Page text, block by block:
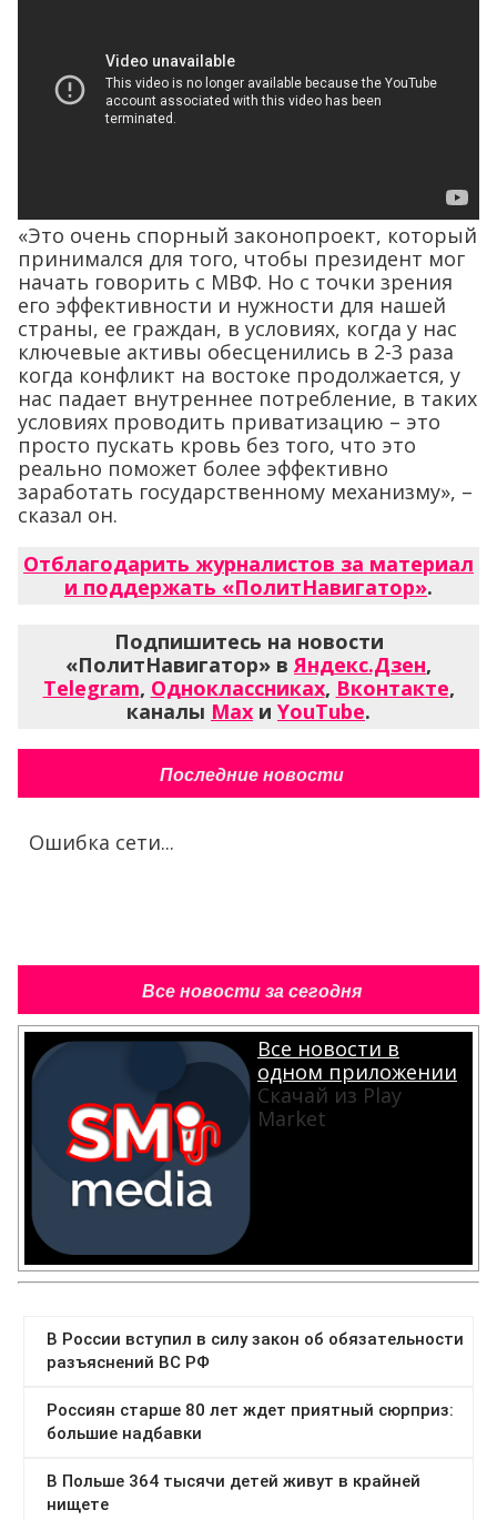
«Это очень спорный законопроект, который
принимался для того, чтобы президент мог
начать говорить с МВФ. Но с точки зрения
его эффективности и нужности для нашей
страны, ее граждан, в условиях, когда у нас
ключевые активы обесценились в 2-3 раза
когда конфликт на востоке продолжается, у
нас падает внутреннее потребление, в таких
условиях проводить приватизацию – это
просто пускать кровь без того, что это
реально поможет более эффективно
заработать государственному механизму», –
сказал он.
Отблагодарить журналистов за материал
и поддержать «ПолитНавигатор».
Подпишитесь на новости
«ПолитНавигатор» вЯндекс.Дзен,
Telegram, Одноклассниках, Вконтакте,
каналы Max и YouTube.
Последние новости
Ошибка сети...
Все новости за сегодня
Все новости в
одном приложении
Скачай из Play
Market